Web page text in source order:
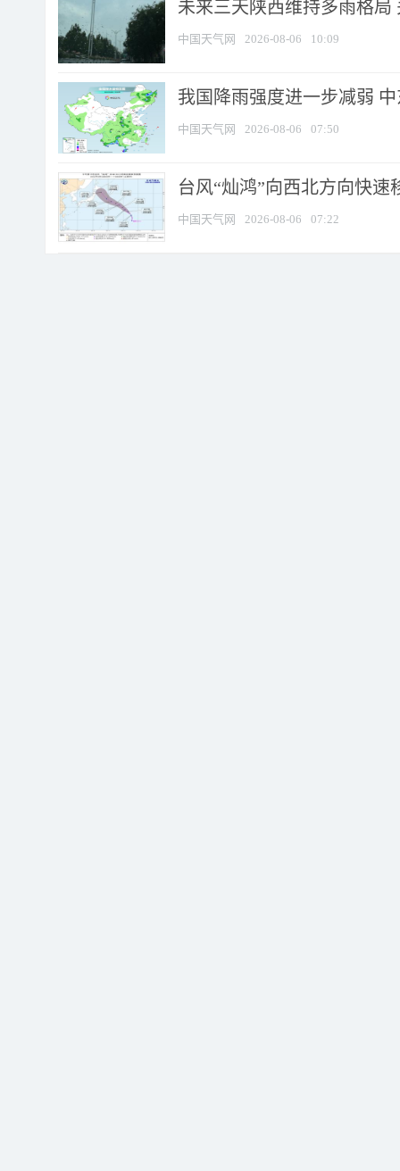
未来三天陕西维持多雨格局
中国天气网 2026-08-06 10:09
我国降雨强度进一步减弱
中国天气网 2026-08-06 07:50
台风“灿鸿”向西北方向快
中国天气网 2026-08-06 07:22